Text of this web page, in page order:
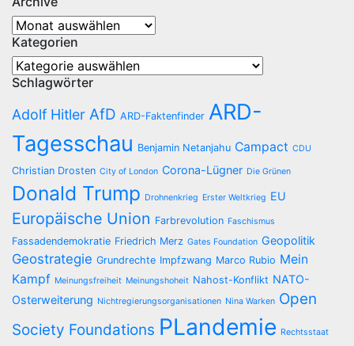
Archive
Kategorien
Kategorien
Schlagwörter
Adolf Hitler AfD ARD-Faktenfinder ARD-
Tagesschau Benjamin Netanjahu Campact CDU
Christian Drosten City of London Corona-Lügner Die Grünen
Donald Trump Drohnenkrieg Erster Weltkrieg EU
Europäische Union Farbrevolution Faschismus
Fassadendemokratie Friedrich Merz Gates Foundation Geopolitik
Geostrategie Grundrechte Impfzwang Marco Rubio Mein
Kampf Meinungsfreiheit Meinungshoheit Nahost-Konflikt NATO-
Osterweiterung Nichtregierungsorganisationen Nina Warken Open
Society Foundations PLandemie Rechtsstaat